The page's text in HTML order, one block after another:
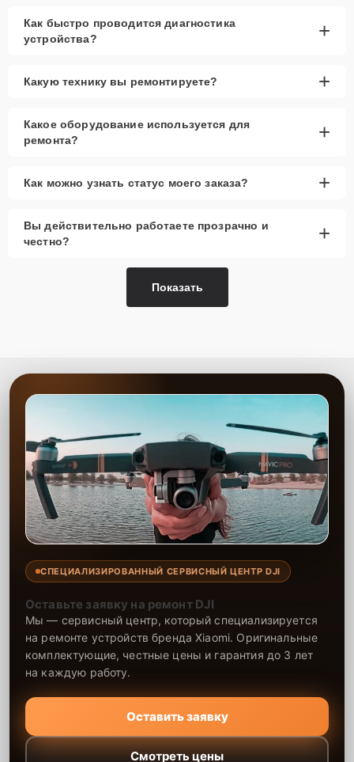
Как быстро проводится диагностика
устройства?
+
Какую технику вы ремонтируете? +
Какое оборудование используется для
ремонта?
+
Как можно узнать статус моего заказа? +
Вы действительно работаете прозрачно и
честно?
+
Показать
СПЕЦИАЛИЗИРОВАННЫЙ СЕРВИСНЫЙ ЦЕНТР DJI
Оставьте заявку на ремонт DJI
Мы — сервисный центр, который специализируется
на ремонте устройств бренда Xiaomi. Оригинальные
комплектующие, честные цены и гарантия до 3 лет
на каждую работу.
Оставить заявку
Смотреть цены